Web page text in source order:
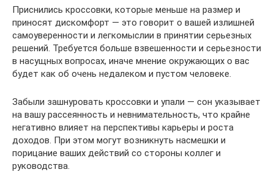
Приснились кроссовки, которые меньше на размер и
приносят дискомфорт — это говорит о вашей излишней
самоуверенности и легкомыслии в принятии серьезных
решений. Требуется больше взвешенности и серьезности
в насущных вопросах, иначе мнение окружающих о вас
будет как об очень недалеком и пустом человеке.
Забыли зашнуровать кроссовки и упали — сон указывает
на вашу рассеянность и невнимательность, что крайне
негативно влияет на перспективы карьеры и роста
доходов. При этом могут возникнуть насмешки и
порицание ваших действий со стороны коллег и
руководства.